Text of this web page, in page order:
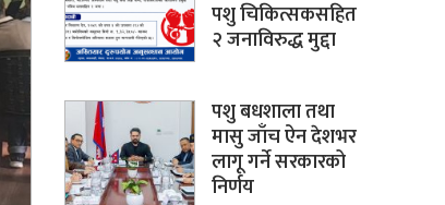
पशु चिकित्सकसहित
२ जनाविरुद्ध मुद्दा
पशु बधशाला तथा
मासु जाँच ऐन देशभर
लागू गर्ने सरकारको
निर्णय